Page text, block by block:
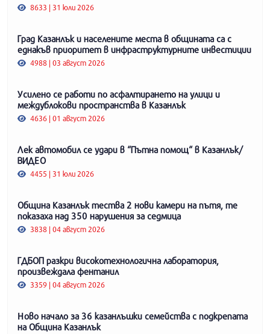
8633 | 31 юли 2026
Град Казанлък и населените места в общината са с
еднакъв приоритет в инфраструктурните инвестиции
4988 | 03 август 2026
Усилено се работи по асфалтирането на улици и
междублокови пространства в Казанлък
4636 | 01 август 2026
Лек автомобил се удари в “Пътна помощ“ в Казанлък/
ВИДЕО
4455 | 31 юли 2026
Община Казанлък тества 2 нови камери на пътя, те
показаха над 350 нарушения за седмица
3838 | 04 август 2026
ГДБОП разкри високотехнологична лаборатория,
произвеждала фентанил
3359 | 04 август 2026
Ново начало за 36 казанлъшки семейства с подкрепата
на Община Казанлък